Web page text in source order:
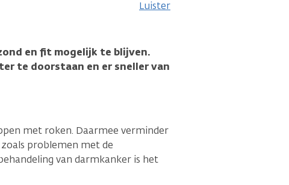
Luister
en fit mogelijk te blijven.
te doorstaan en er sneller van
met roken. Daarmee verminder
problemen met de
van darmkanker is het